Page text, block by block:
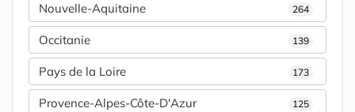
Nouvelle-Aquitaine 264
Occitanie 139
Pays de la Loire 173
Provence-Alpes-Côte-D'Azur 125